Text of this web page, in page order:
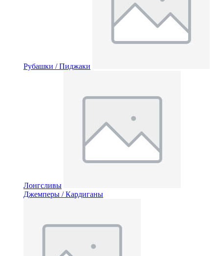
Рубашки / Пиджаки
Лонгсливы
Джемперы / Кардиганы